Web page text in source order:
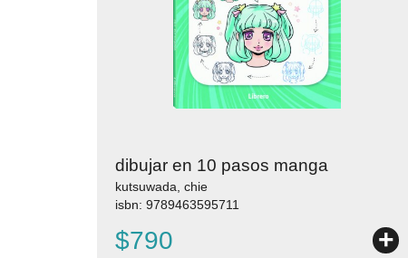
dibujar en 10 pasos manga
kutsuwada, chie
isbn: 9789463595711
$790 +